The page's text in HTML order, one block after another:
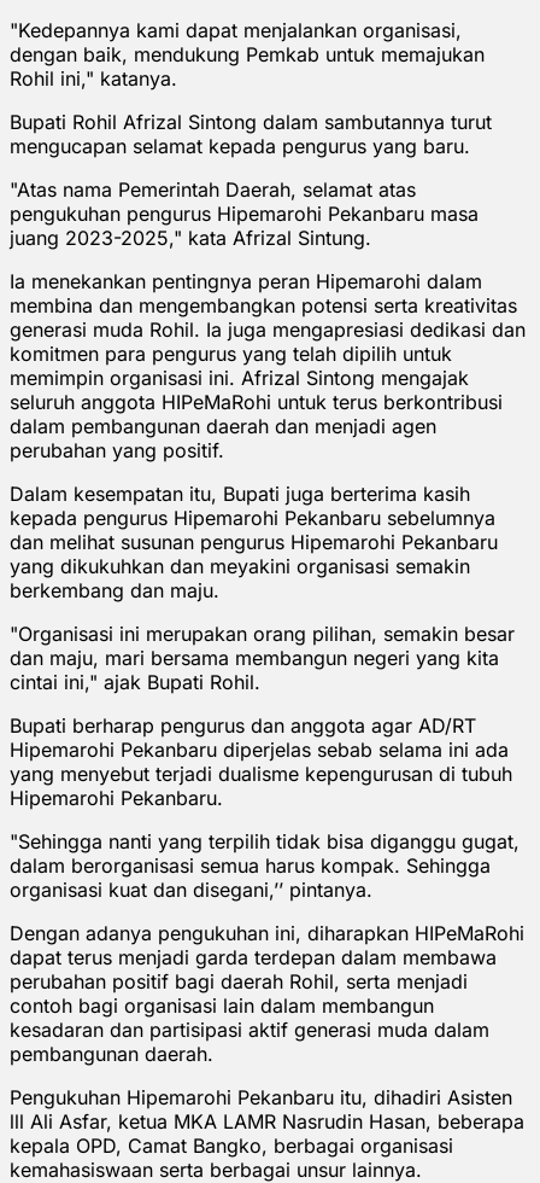
"Kedepannya kami dapat menjalankan organisasi,
dengan baik, mendukung Pemkab untuk memajukan
Rohil ini," katanya.
Bupati Rohil Afrizal Sintong dalam sambutannya turut
mengucapan selamat kepada pengurus yang baru.
"Atas nama Pemerintah Daerah, selamat atas
pengukuhan pengurus Hipemarohi Pekanbaru masa
juang 2023-2025," kata Afrizal Sintung.
Ia menekankan pentingnya peran Hipemarohi dalam
membina dan mengembangkan potensi serta kreativitas
generasi muda Rohil. Ia juga mengapresiasi dedikasi dan
komitmen para pengurus yang telah dipilih untuk
memimpin organisasi ini. Afrizal Sintong mengajak
seluruh anggota HIPeMaRohi untuk terus berkontribusi
dalam pembangunan daerah dan menjadi agen
perubahan yang positif.
Dalam kesempatan itu, Bupati juga berterima kasih
kepada pengurus Hipemarohi Pekanbaru sebelumnya
dan melihat susunan pengurus Hipemarohi Pekanbaru
yang dikukuhkan dan meyakini organisasi semakin
berkembang dan maju.
"Organisasi ini merupakan orang pilihan, semakin besar
dan maju, mari bersama membangun negeri yang kita
cintai ini," ajak Bupati Rohil.
Bupati berharap pengurus dan anggota agar AD/RT
Hipemarohi Pekanbaru diperjelas sebab selama ini ada
yang menyebut terjadi dualisme kepengurusan di tubuh
Hipemarohi Pekanbaru.
"Sehingga nanti yang terpilih tidak bisa diganggu gugat,
dalam berorganisasi semua harus kompak. Sehingga
organisasi kuat dan disegani,’’ pintanya.
Dengan adanya pengukuhan ini, diharapkan HIPeMaRohi
dapat terus menjadi garda terdepan dalam membawa
perubahan positif bagi daerah Rohil, serta menjadi
contoh bagi organisasi lain dalam membangun
kesadaran dan partisipasi aktif generasi muda dalam
pembangunan daerah.
Pengukuhan Hipemarohi Pekanbaru itu, dihadiri Asisten
lll Ali Asfar, ketua MKA LAMR Nasrudin Hasan, beberapa
kepala OPD, Camat Bangko, berbagai organisasi
kemahasiswaan serta berbagai unsur lainnya.